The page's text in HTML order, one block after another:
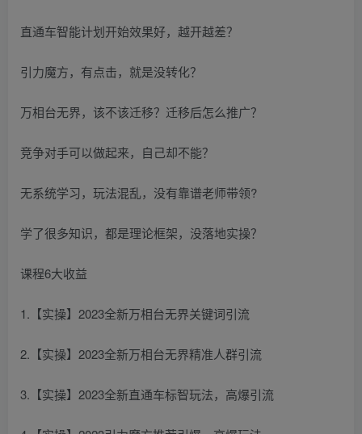
直通车智能计划开始效果好，越开越差？
引力魔方，有点击，就是没转化？
万相台无界，该不该迁移？迁移后怎么推广？
竞争对手可以做起来，自己却不能？
无系统学习，玩法混乱，没有靠谱老师带领?
学了很多知识，都是理论框架，没落地实操？
课程6大收益
1.【实操】2023全新万相台无界关键词引流
2.【实操】2023全新万相台无界精准人群引流
3.【实操】2023全新直通车标智玩法，高爆引流